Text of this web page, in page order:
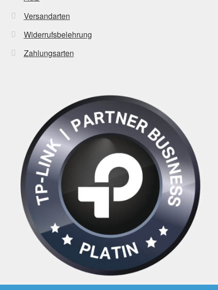
Versandarten
Widerrufsbelehrung
Zahlungsarten